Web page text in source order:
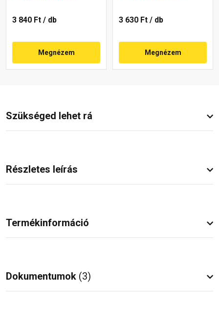
3 840 Ft / db
Megnézem
3 630 Ft / db
Megnézem
Szükséged lehet rá
Részletes leírás
Termékinformáció
Dokumentumok (3)